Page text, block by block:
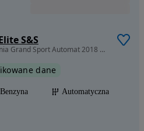
S&S
1490 cm3 • 165 KM • Opel Insignia Grand Sport Automat 2018 91 tys.Serwis ASO
dane
Benzyna
Automatyczna